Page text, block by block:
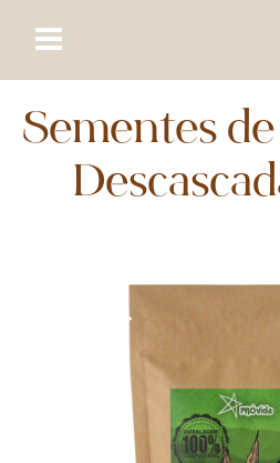
Sementes